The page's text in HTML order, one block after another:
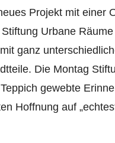
Projekt mit einer
Urbane
ganz
Die Montag
gewebte
Hoffnung auf